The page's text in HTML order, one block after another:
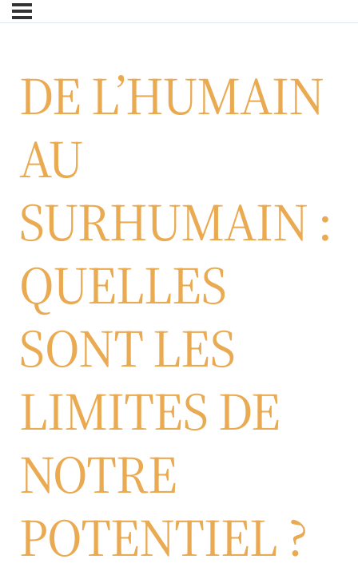
Skip
contentDE L’HUMAIN
AU
SURHUMAIN :
QUELLES
SONT LES
LIMITES DE
NOTRE
POTENTIEL ?